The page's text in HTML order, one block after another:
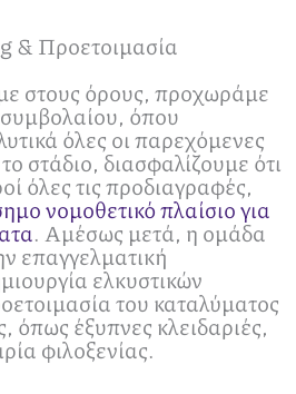
& Προετοιμασία
στους όρους, προχωράμε
όπου
όλες οι παρεχόμενες
στάδιο, διασφαλίζουμε ότι
όλες τις προδιαγραφές,
νομοθετικό πλαίσιο για
. Αμέσως μετά, η ομάδα
επαγγελματική
ελκυστικών
του καταλύματος
όπως έξυπνες κλειδαριές,
φιλοξενίας.